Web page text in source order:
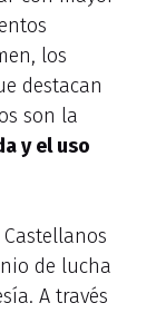
los
destacan
son la
y el uso
de lucha
A través